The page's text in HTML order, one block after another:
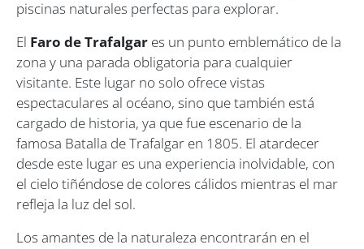
piscinas naturales perfectas para explorar.
El Faro de Trafalgar es un punto emblemático de la
zona y una parada obligatoria para cualquier
visitante. Este lugar no solo ofrece vistas
espectaculares al océano, sino que también está
cargado de historia, ya que fue escenario de la
famosa Batalla de Trafalgar en 1805. El atardecer
desde este lugar es una experiencia inolvidable, con
el cielo tiñéndose de colores cálidos mientras el mar
refleja la luz del sol.
Los amantes de la naturaleza encontrarán en el